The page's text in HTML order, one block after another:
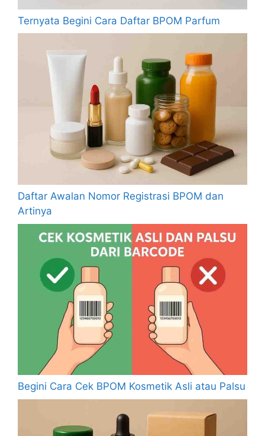
Ternyata Begini Cara Daftar BPOM Parfum
Daftar Awalan Nomor Registrasi BPOM dan
Artinya
Begini Cara Cek BPOM Kosmetik Asli atau Palsu